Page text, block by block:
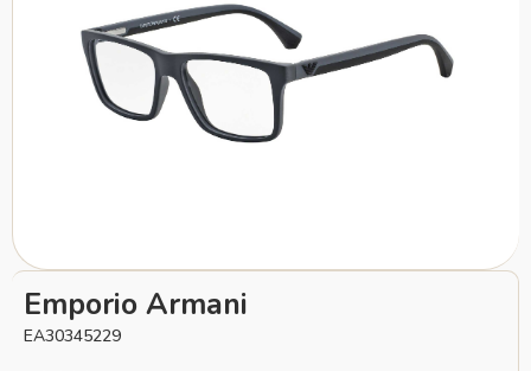
Emporio Armani
EA30345229